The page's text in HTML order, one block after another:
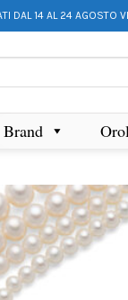
DAL 14 AL 24 AGOSTO
Brand